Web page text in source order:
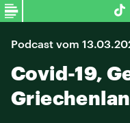
Podcast vom
Covid-19,